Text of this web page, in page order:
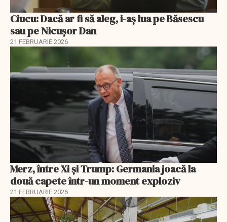
Ciucu: Dacă ar fi să aleg, i-aș lua pe Băsescu
sau pe Nicușor Dan
21 FEBRUARIE 2026
Merz, între Xi și Trump: Germania joacă la
două capete într-un moment exploziv
21 FEBRUARIE 2026